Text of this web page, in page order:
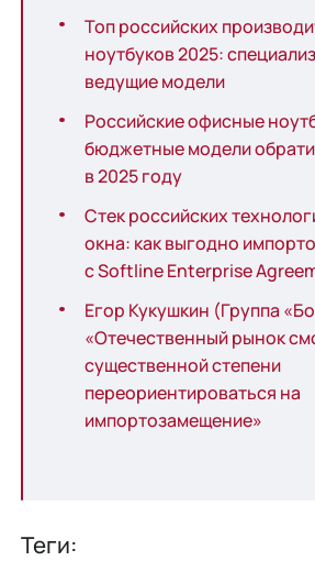
Топ российских
ноутбуков 2025:
ведущие модели
Российские офисные
бюджетные модели
в 2025 году
Стек российских
окна: как выгодно
сSoftline Enterprise
Егор Кукушкин (Группа
«Отечественный рынок
существенной степени
переориентироваться на
импортозамещение»
Теги: